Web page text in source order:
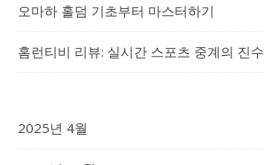
오마하 홀덤 기초부터 마스터하기
홈런티비 리뷰: 실시간 스포츠 중계의 진수
2025년 4월